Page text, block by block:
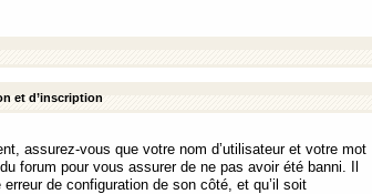
et d’inscription
assurez-vous que votre nom d’utilisateur et votre mot
forum pour vous assurer de ne pas avoir été banni. Il
de configuration de son côté, et qu’il soit